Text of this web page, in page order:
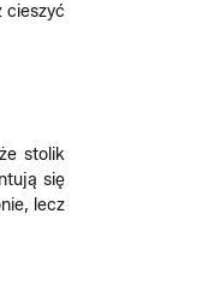
cieszyć
stolik
się
lecz